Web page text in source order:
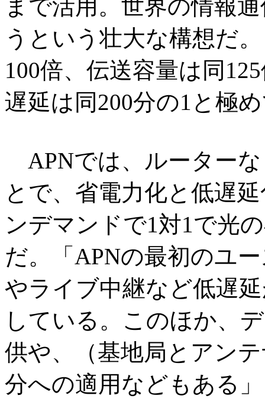
まで活用。世界の情報
うという壮大な構想だ
100倍、伝送容量は同
遅延は同200分の1と極
APNでは、ルーター
とで、省電力化と低遅
ンデマンドで1対1で光
だ。「APNの最初のユ
やライブ中継など低遅
している。このほか、
供や、（基地局とアン
分への適用などもある